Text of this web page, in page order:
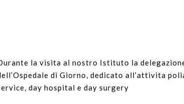
la visita al nostro Istituto la
di Giorno, dedicato all’attivita
day hospital e day surgery